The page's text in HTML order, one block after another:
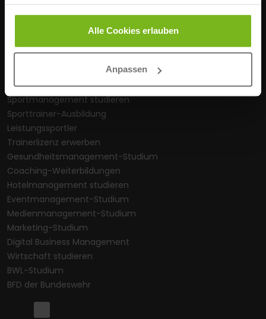
Alle Cookies erlauben
Anpassen
Online-Studium
Berufsbegleitendes Studium
IHK-Fachwirt-Weiterbildungen
Sportmanagement studieren
Sporttrainer-Ausbildung
Leistungssportler
Trainerlizenz erwerben
Gesundheitsmanagement-Studium
Coaching-Weiterbildungen
Hotelmanagement studieren
Eventmanagement-Studium
Medienmanagement-Studium
Marketing-Studium
Digital Business Management
Wirtschaft studieren
BWL-Studium
BFD der Bundeswehr